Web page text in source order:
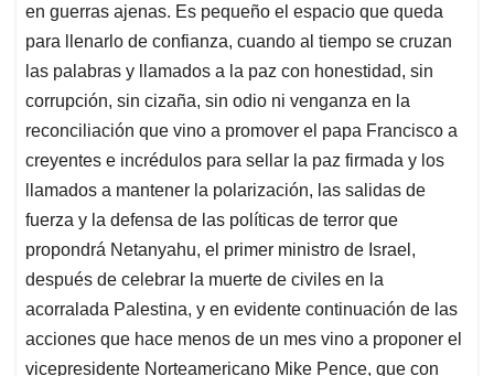
en guerras ajenas. Es pequeño el espacio que queda
para llenarlo de confianza, cuando al tiempo se cruzan
las palabras y llamados a la paz con honestidad, sin
corrupción, sin cizaña, sin odio ni venganza en la
reconciliación que vino a promover el papa Francisco a
creyentes e incrédulos para sellar la paz firmada y los
llamados a mantener la polarización, las salidas de
fuerza y la defensa de las políticas de terror que
propondrá Netanyahu, el primer ministro de Israel,
después de celebrar la muerte de civiles en la
acorralada Palestina, y en evidente continuación de las
acciones que hace menos de un mes vino a proponer el
vicepresidente Norteamericano Mike Pence, que con